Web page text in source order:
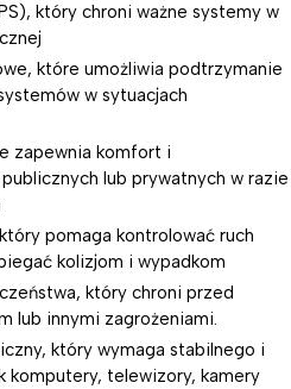
który chroni ważne systemy w
które umożliwia podtrzymanie
w sytuacjach
zapewnia komfort i
lub prywatnych w razie
pomaga kontrolować ruch
kolizjom i wypadkom
który chroni przed
lub innymi zagrożeniami.
który wymaga stabilnego i
komputery, telewizory, kamery